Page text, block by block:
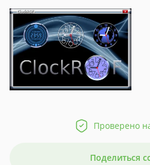
Проверено
Поделиться